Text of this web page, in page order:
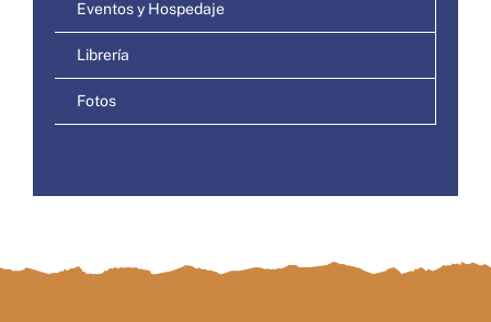
Eventos y Hospedaje
Librería
Fotos